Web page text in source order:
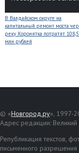
В Валдайском округе на
капитальный ремонт моста
реку Хоронятка потратят
млн рублей
© «Новгород.ру», 1997-
Адрес редакции:
Републикация текстов,
письменного разрешения